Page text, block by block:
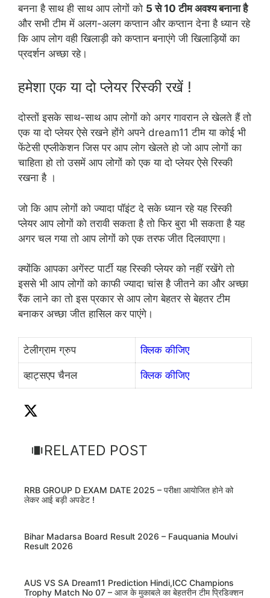
बनना है साथ ही साथ आप लोगों को 5 से 10 टीम अवश्य बनाना है
और सभी टीम में अलग-अलग कप्तान और कप्तान देना है ध्यान रहे
कि आप लोग वही खिलाड़ी को कप्तान बनाएंगे जी खिलाड़ियों का
प्रदर्शन अच्छा रहे।
हमेशा एक या दो प्लेयर रिस्की रखें !
दोस्तों इसके साथ-साथ आप लोगों को अगर गावरान ले खेलते हैं तो
एक या दो प्लेयर ऐसे रखने होंगे अपने dream11 टीम या कोई भी
फेंटेसी एप्लीकेशन जिस पर आप लोग खेलते हो जो आप लोगों का
चाहिता हो तो उसमें आप लोगों को एक या दो प्लेयर ऐसे रिस्की
रखना है ।
जो कि आप लोगों को ज्यादा पॉइंट दे सके ध्यान रहे यह रिस्की
प्लेयर आप लोगों को तरावी सकता है तो फिर बुरा भी सकता है यह
अगर चल गया तो आप लोगों को एक तरफ जीत दिलवाएगा।
क्योंकि आपका अगेंस्ट पार्टी यह रिस्की प्लेयर को नहीं रखेंगे तो
इससे भी आप लोगों को काफी ज्यादा चांस है जीतने का और अच्छा
रैंक लाने का तो इस प्रकार से आप लोग बेहतर से बेहतर टीम
बनाकर अच्छा जीत हासिल कर पाएंगे।
टेलीग्राम ग्रुप क्लिक कीजिए
व्हाट्सएप चैनल क्लिक कीजिए
RELATED POST
RRB GROUP D EXAM DATE 2025 – परीक्षा आयोजित होने को
लेकर आई बड़ी अपडेट !
Bihar Madarsa Board Result 2026 – Fauquania Moulvi
Result 2026
AUS VS SA Dream11 Prediction Hindi,ICC Champions
Trophy Match No 07 – आज के मुकाबले का बेहतरीन टीम प्रिडिक्शन